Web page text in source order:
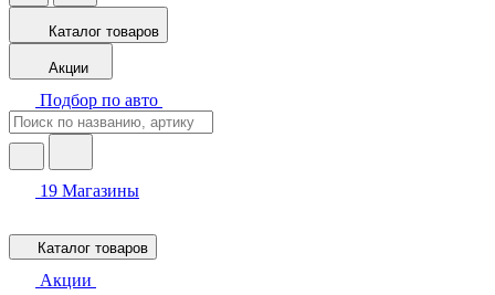
Каталог товаров
Акции
Подбор по авто
19 Магазины
Каталог товаров
Акции